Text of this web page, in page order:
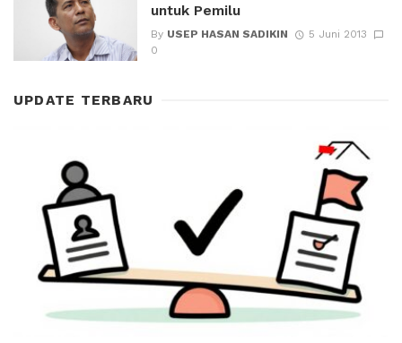
untuk Pemilu
By USEP HASAN SADIKIN
5 Juni 2013
0
UPDATE TERBARU